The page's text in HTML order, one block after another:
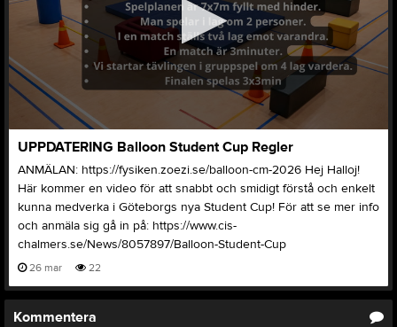
seconds
minute,
59
seconds
UPPDATERING Balloon Student Cup Regler
ANMÄLAN: https://fysiken.zoezi.se/balloon-cm-2026 Hej Halloj!
Här kommer en video för att snabbt och smidigt förstå och enkelt
kunna medverka i Göteborgs nya Student Cup! För att se mer info
och anmäla sig gå in på: https://www.cis-
chalmers.se/News/8057897/Balloon-Student-Cup
26 mar 22
Kommentera